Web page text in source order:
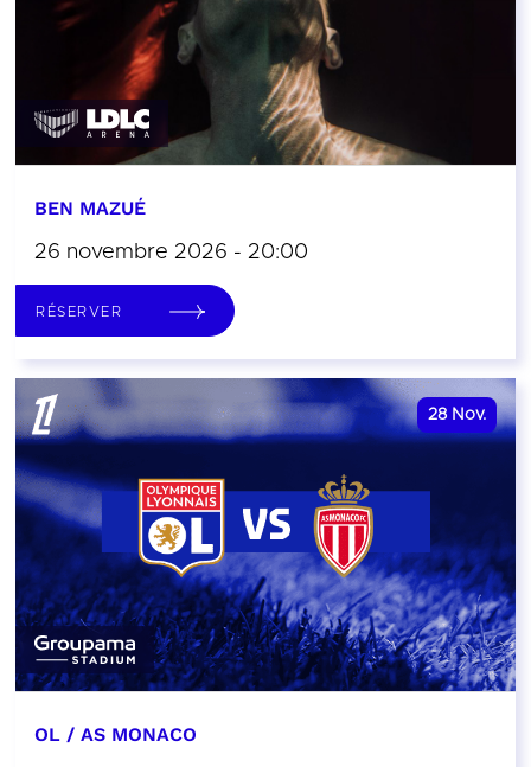
BEN MAZUÉ
26 novembre 2026 - 20:00
RÉSERVER
28 Nov.
OL / AS MONACO